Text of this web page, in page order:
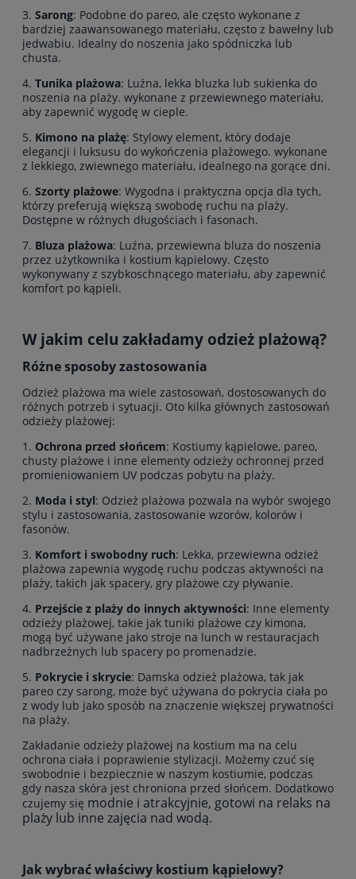
3. Sarong: Podobne do pareo, ale często wykonane z
bardziej zaawansowanego materiału, często z bawełny lub
jedwabiu. Idealny do noszenia jako spódniczka lub
chusta.
4. Tunika plażowa: Luźna, lekka bluzka lub sukienka do
noszenia na plaży. wykonane z przewiewnego materiału,
aby zapewnić wygodę w cieple.
5. Kimono na plażę: Stylowy element, który dodaje
elegancji i luksusu do wykończenia plażowego. wykonane
z lekkiego, zwiewnego materiału, idealnego na gorące dni.
6. Szorty plażowe: Wygodna i praktyczna opcja dla tych,
którzy preferują większą swobodę ruchu na plaży.
Dostępne w różnych długościach i fasonach.
7. Bluza plażowa: Luźna, przewiewna bluza do noszenia
przez użytkownika i kostium kąpielowy. Często
wykonywany z szybkoschnącego materiału, aby zapewnić
komfort po kąpieli.
W jakim celu zakładamy odzież plażową?
Różne sposoby zastosowania
Odzież plażowa ma wiele zastosowań, dostosowanych do
różnych potrzeb i sytuacji. Oto kilka głównych zastosowań
odzieży plażowej:
1. Ochrona przed słońcem: Kostiumy kąpielowe, pareo,
chusty plażowe i inne elementy odzieży ochronnej przed
promieniowaniem UV podczas pobytu na plaży.
2. Moda i styl: Odzież plażowa pozwala na wybór swojego
stylu i zastosowania, zastosowanie wzorów, kolorów i
fasonów.
3. Komfort i swobodny ruch: Lekka, przewiewna odzież
plażowa zapewnia wygodę ruchu podczas aktywności na
plaży, takich jak spacery, gry plażowe czy pływanie.
4. Przejście z plaży do innych aktywności: Inne elementy
odzieży plażowej, takie jak tuniki plażowe czy kimona,
mogą być używane jako stroje na lunch w restauracjach
nadbrzeżnych lub spacery po promenadzie.
5. Pokrycie i skrycie: Damska odzież plażowa, tak jak
pareo czy sarong, może być używana do pokrycia ciała po
z wody lub jako sposób na znaczenie większej prywatności
na plaży.
Zakładanie odzieży plażowej na kostium ma na celu
ochrona ciała i poprawienie stylizacji. Możemy czuć się
swobodnie i bezpiecznie w naszym kostiumie, podczas
gdy nasza skóra jest chroniona przed słońcem. Dodatkowo
czujemy się modnie i atrakcyjnie, gotowi na relaks na
plaży lub inne zajęcia nad wodą.
Jak wybrać właściwy kostium kąpielowy?